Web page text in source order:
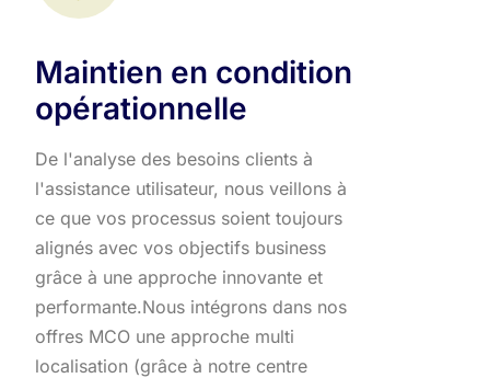
Maintien en condition
opérationnelle
De l'analyse des besoins clients à
l'assistance utilisateur, nous veillons à
ce que vos processus soient toujours
alignés avec vos objectifs business
grâce à une approche innovante et
performante.​ Nous intégrons dans nos
offres MCO une approche multi
localisation (grâce à notre centre